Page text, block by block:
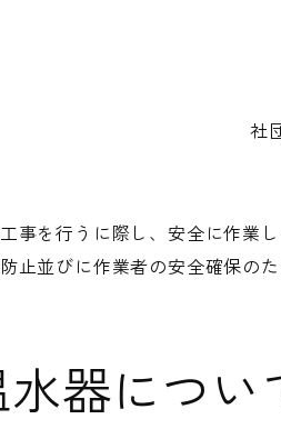
社
事を行うに際し、安全に作業
止並びに作業者の安全確保の
器につい